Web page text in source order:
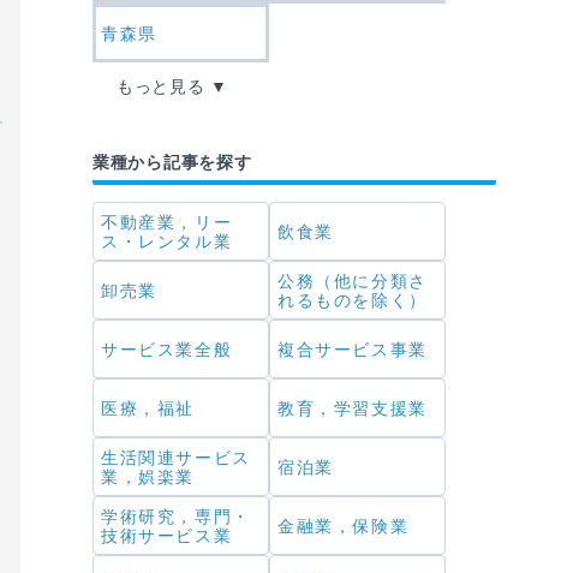
青森県
もっと見る
業種から記事を探す
不動産業，リー
ス・レンタル業
飲食業
卸売業
公務（他に分類さ
れるものを除く）
サービス業全般 複合サービス事業
医療，福祉 教育，学習支援業
生活関連サービス
業，娯楽業
宿泊業
学術研究，専門・
技術サービス業
金融業，保険業